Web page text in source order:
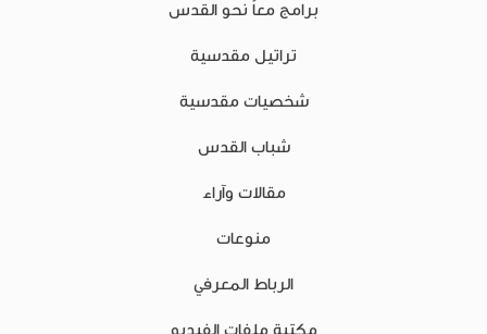
برامج معاً نحو القدس
تراتيل مقدسية
شخصيات مقدسية
شباب القدس
مقالات وآراء
منوعات
الرباط المعرفي
مكتبة ملفات الفيديو